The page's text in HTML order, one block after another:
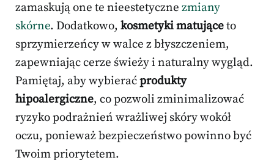
zamaskują one te nieestetyczne zmiany
skórne. Dodatkowo, kosmetyki matująceto
sprzymierzeńcy w walce z błyszczeniem,
zapewniając cerze świeży i naturalny wygląd.
Pamiętaj, aby wybieraćprodukty
hipoalergiczne, co pozwoli zminimalizować
ryzyko podrażnień wrażliwej skóry wokół
oczu, ponieważ bezpieczeństwo powinno być
Twoim priorytetem.